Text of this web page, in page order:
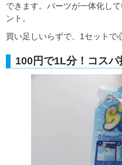
できます。パーツが一体化し
ント。
買い足しいらずで、1セットで
100円で1L分！コスパ